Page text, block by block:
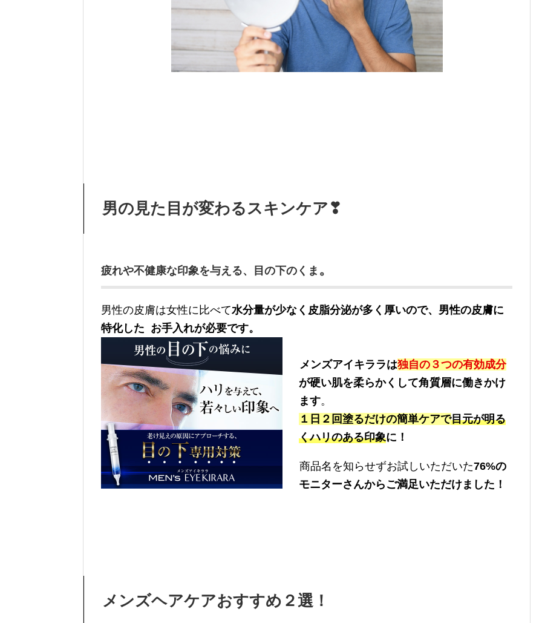
男の見た目が変わるスキンケア❣
疲れや不健康な印象を与える、目の下のくま 。
男性の皮膚は女性に比べて水分量が少なく皮脂分泌が多く厚いので、男性の皮膚に
特化した お手入れが必要です。
メンズアイキララは独自の３つの有効成分
が硬い肌を柔らかくして角質層に働きかけ
ます。
１日２回塗るだけの簡単ケアで目元が明る
くハリのある印象に！
商品名を知らせずお試しいただいた76%の
モニターさんからご満足いただけました！
メンズヘアケアおすすめ２選！